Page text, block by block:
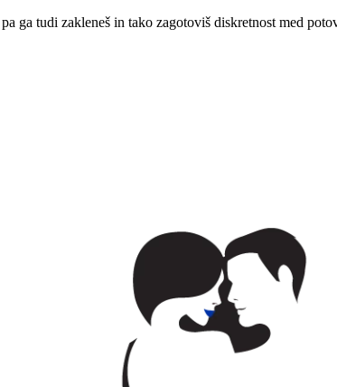
ga tudi zakleneš in tako zagotoviš diskretnost med